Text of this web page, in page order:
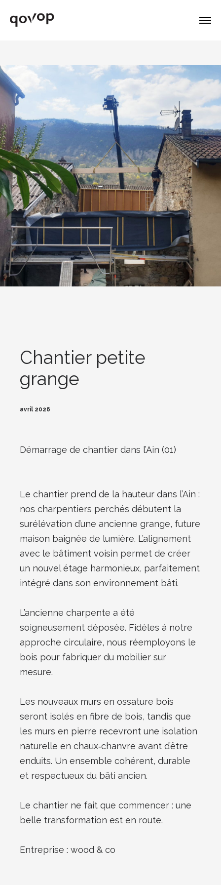
Chantier petite
grange
avril 2026
Démarrage de chantier dans l’Ain (01)
Le chantier prend de la hauteur dans l’Ain :
nos charpentiers perchés débutent la
surélévation d’une ancienne grange, future
maison baignée de lumière. L’alignement
avec le bâtiment voisin permet de créer
un nouvel étage harmonieux, parfaitement
intégré dans son environnement bâti.
L’ancienne charpente a été
soigneusement déposée. Fidèles à notre
approche circulaire, nous réemployons le
bois pour fabriquer du mobilier sur
mesure.
Les nouveaux murs en ossature bois
seront isolés en fibre de bois, tandis que
les murs en pierre recevront une isolation
naturelle en chaux‑chanvre avant d’être
enduits. Un ensemble cohérent, durable
et respectueux du bâti ancien.
Le chantier ne fait que commencer : une
belle transformation est en route.
Entreprise : wood & co